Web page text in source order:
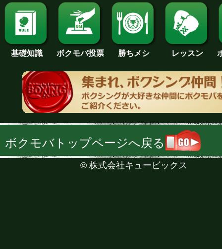
基礎知識 ボクモバ投票 勝ちメシ レッスン
ボクモバトップページへ戻る
© 株式会社キュービックス